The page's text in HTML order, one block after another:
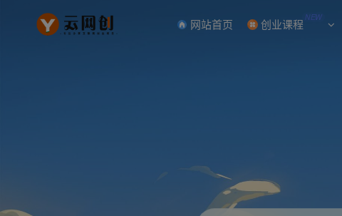
网站首页 创业课程 NEW